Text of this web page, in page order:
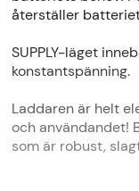
återställer
SUPPLY-läget
konstantspänning.
Laddaren är helt
och användandet!
som är robust,